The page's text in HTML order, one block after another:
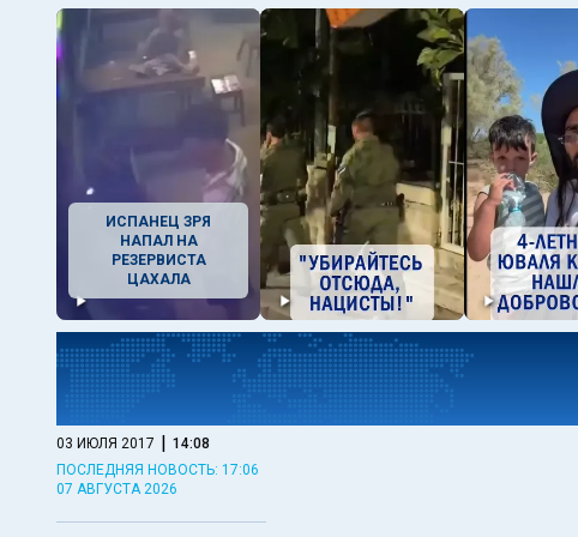
ИСПАНЕЦ ЗРЯ
НАПАЛ НА
РЕЗЕРВИСТА
ЦАХАЛА
03 ИЮЛЯ 2017 | 14:08
ПОСЛЕДНЯЯ НОВОСТЬ: 17:06
07 АВГУСТА 2026